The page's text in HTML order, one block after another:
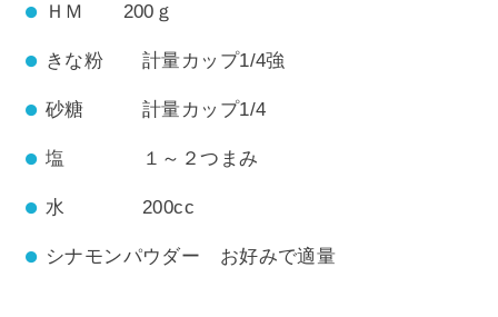
ＨＭ 200ｇ
きな粉 計量カップ1/4強
砂糖 計量カップ1/4
塩 １～２つまみ
水 200cc
シナモンパウダー お好みで適量